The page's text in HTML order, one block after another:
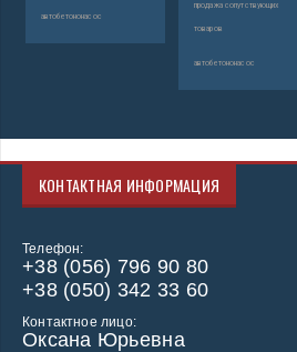
автобетононасос
продажа сопутствующих
товаров
автобетононасос
КОНТАКТНАЯ ИНФОРМАЦИЯ
Телефон:
+38 (056) 796 90 80
+38 (050) 342 33 60
Контактное лицо:
Оксана Юрьевна